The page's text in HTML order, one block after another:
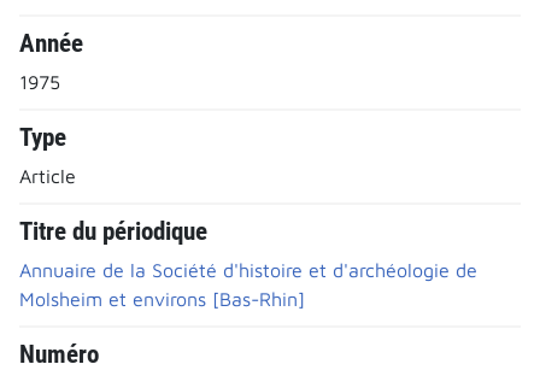
Année
1975
Type
Article
Titre du périodique
Annuaire de la Société d'histoire et d'archéologie de
Molsheim et environs [Bas-Rhin]
Numéro